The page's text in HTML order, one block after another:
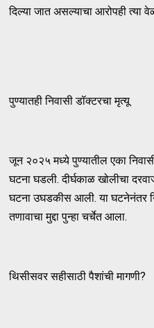
दिल्या जात असल्याचा आरोपही त्या
पुण्यातही निवासी डॉक्टरचा मृत्यू
जून २०२५ मध्ये पुण्यातील एका
घटना घडली. दीर्घकाळ खोलीचा
घटना उघडकीस आली. या घटनेनंतर
तणावाचा मुद्दा पुन्हा चर्चेत आला.
थिसीसवर सहीसाठी पैशांची मागणी?